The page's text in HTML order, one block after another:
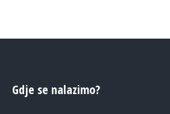
Gdje se nalazimo?